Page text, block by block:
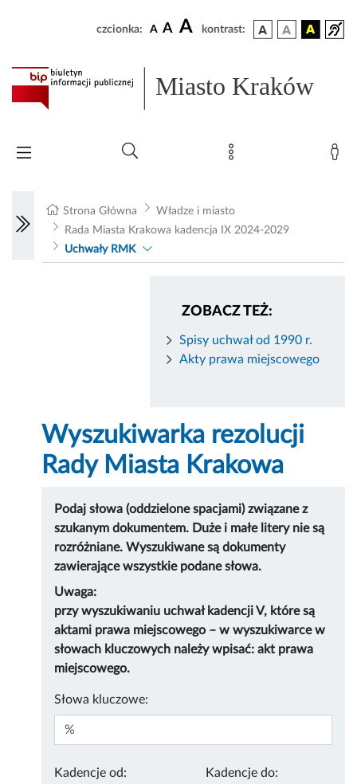
czcionka: A A A kontrast:
Miasto Kraków
Strona Główna
Władze i miasto
Rada Miasta Krakowa kadencja IX 2024-2029
Uchwały RMK
ZOBACZ TEŻ:
Spisy uchwał od 1990 r.
Akty prawa miejscowego
Wyszukiwarka rezolucji
Rady Miasta Krakowa
Podaj słowa (oddzielone spacjami) związane z
szukanym dokumentem. Duże i małe litery nie są
rozróżniane. Wyszukiwane są dokumenty
zawierające wszystkie podane słowa.
Uwaga:
przy wyszukiwaniu uchwał kadencji V, które są
aktami prawa miejscowego – w wyszukiwarce w
słowach kluczowych należy wpisać: akt prawa
miejscowego.
Słowa kluczowe:
Kadencje od: Kadencje do: